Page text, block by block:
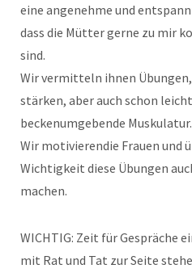
eine angenehme und
dass die Mütter gerne zu mir
sind.
Wir vermitteln ihnen
stärken, aber auch schon
beckenumgebende Muskulatur.
Wir motivierendie Frauen und
Wichtigkeit diese Übungen
machen.
WICHTIG: Zeit für Gespräche
mit Rat und Tat zur Seite